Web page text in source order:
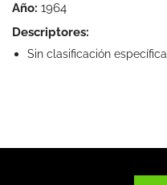
Año: 1964
Descriptores:
Sin clasificación específica